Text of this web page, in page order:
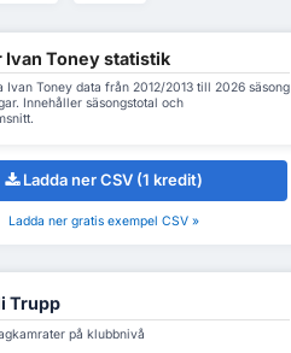
Ivan Toney statistik
Ivan Toney data från 2012/2013 till 2026 säsong
Innehåller säsongstotal och
Ladda ner CSV (1 kredit)
Ladda ner gratis exempel CSV »
Trupp
på klubbnivå